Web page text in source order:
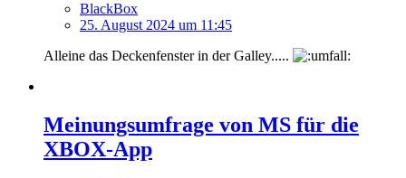
BlackBox
25. August 2024 um 11:45
Alleine das Deckenfenster in der Galley.....
Meinungsumfrage von MS für die
XBOX-App